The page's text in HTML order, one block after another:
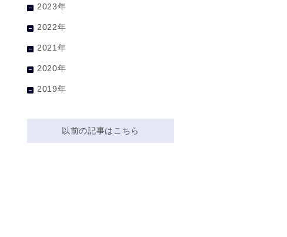
2023年
2022年
2021年
2020年
2019年
以前の記事はこちら